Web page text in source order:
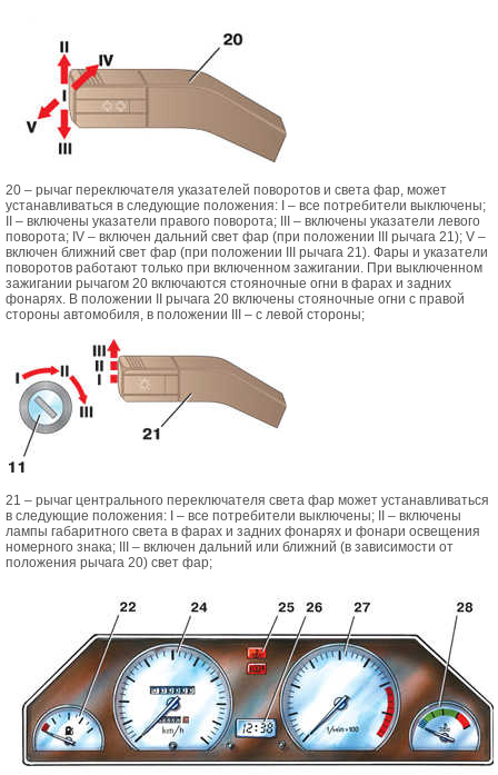
20 – рычаг переключателя указателей поворотов и света фар, может
устанавливаться в следующие положения: I – все потребители выключены;
II – включены указатели правого поворота; III – включены указатели левого
поворота; IV – включен дальний свет фар (при положении III рычага 21); V –
включен ближний свет фар (при положении III рычага 21). Фары и указатели
поворотов работают только при включенном зажигании. При выключенном
зажигании рычагом 20 включаются стояночные огни в фарах и задних
фонарях. В положении II рычага 20 включены стояночные огни с правой
стороны автомобиля, в положении III – с левой стороны;
21 – рычаг центрального переключателя света фар может устанавливаться
в следующие положения: I – все потребители выключены; II – включены
лампы габаритного света в фарах и задних фонарях и фонари освещения
номерного знака; III – включен дальний или ближний (в зависимости от
положения рычага 20) свет фар;